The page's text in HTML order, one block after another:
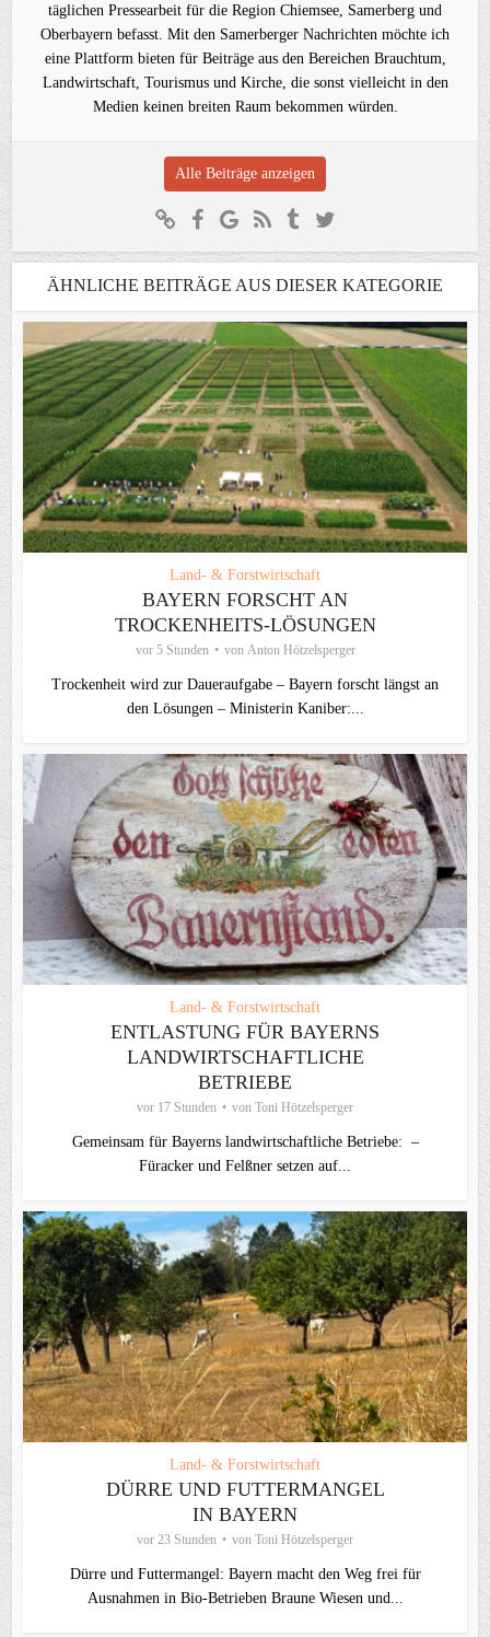
täglichen Pressearbeit für die Region Chiemsee, Samerberg und
Oberbayern befasst. Mit den Samerberger Nachrichten möchte ich
eine Plattform bieten für Beiträge aus den Bereichen Brauchtum,
Landwirtschaft, Tourismus und Kirche, die sonst vielleicht in den
Medien keinen breiten Raum bekommen würden.
Alle Beiträge anzeigen
ÄHNLICHE BEITRÄGE AUS DIESER KATEGORIE
Land- & Forstwirtschaft
BAYERN FORSCHT AN
TROCKENHEITS-LÖSUNGEN
vor 5 Stunden von Anton Hötzelsperger
Trockenheit wird zur Daueraufgabe – Bayern forscht längst an
den Lösungen – Ministerin Kaniber:...
Land- & Forstwirtschaft
ENTLASTUNG FÜR BAYERNS
LANDWIRTSCHAFTLICHE
BETRIEBE
vor 17 Stunden von Toni Hötzelsperger
Gemeinsam für Bayerns landwirtschaftliche Betriebe: –
Füracker und Felßner setzen auf...
Land- & Forstwirtschaft
DÜRRE UND FUTTERMANGEL
IN BAYERN
vor 23 Stunden von Toni Hötzelsperger
Dürre und Futtermangel: Bayern macht den Weg frei für
Ausnahmen in Bio-Betrieben Braune Wiesen und...